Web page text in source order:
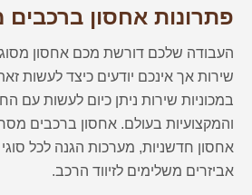
פתרונות אחסון ברכבים
העבודה שלכם דורשת מכם אחסון מסוג
שירות אך אינכם יודעים כיצד לעשות
במכוניות שירות ניתן כיום לעשות עם
והמקצועיות בעולם. אחסון ברכבים
אחסון חדשניות, מערכות הגנה לכל סוגי
אביזרים משלימים לזיווד הרכב.